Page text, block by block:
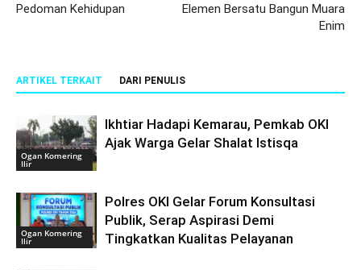
Pedoman Kehidupan
Elemen Bersatu Bangun Muara
Enim
ARTIKEL TERKAIT DARI PENULIS
Ogan Komering
Ilir
Ikhtiar Hadapi Kemarau, Pemkab OKI
Ajak Warga Gelar Shalat Istisqa
Ogan Komering
Ilir
Polres OKI Gelar Forum Konsultasi
Publik, Serap Aspirasi Demi
Tingkatkan Kualitas Pelayanan